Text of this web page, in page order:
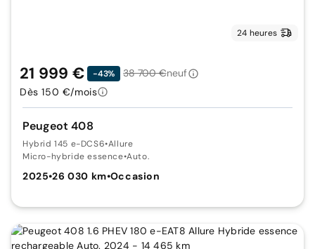
24 heures
Peugeot 408
Hybrid 145 e-DCS6•Allure
Micro-hybride essence•Auto.
2025•26 030 km•Occasion
21 999 € -43% 38 700 €neuf
Dès 150 €/mois